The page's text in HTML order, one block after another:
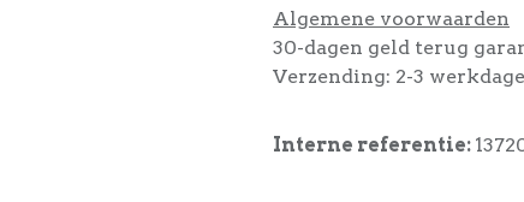
Algemene voorwaarden
30-dagen geld terug
Verzending: 2-3
Interne referentie: